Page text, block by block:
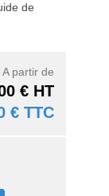
de
A partir de
€ HT
€ TTC